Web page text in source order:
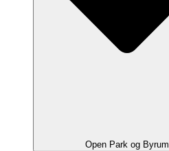
Open Park og Byrum